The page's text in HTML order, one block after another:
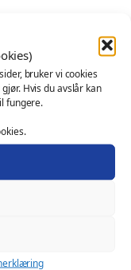
bruker vi cookies
Hvis du avslår kan
fungere.
arrangementer
eller